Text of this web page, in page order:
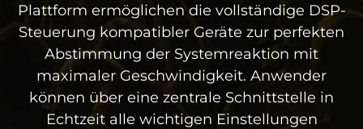
Plattform ermöglichen die vollständige DSP-
Steuerung kompatibler Geräte zur perfekten
Abstimmung der Systemreaktion mit
maximaler Geschwindigkeit. Anwender
können über eine zentrale Schnittstelle in
Echtzeit alle wichtigen Einstellungen